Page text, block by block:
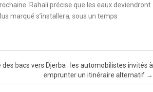
Rahali précise que les eaux deviendront
marqué s’installera, sous un temps
des bacs vers Djerba : les automobilistes invités à
emprunter un itinéraire alternatif →